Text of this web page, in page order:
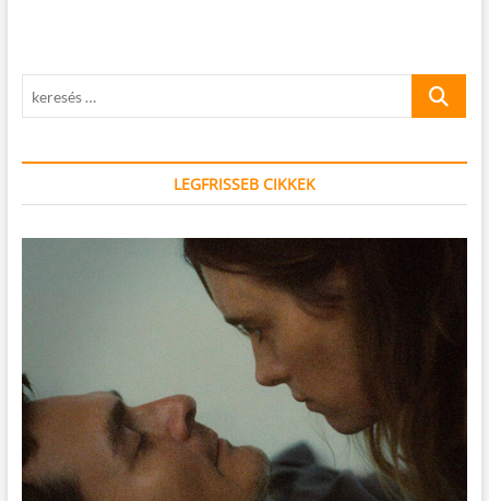
keresés
LEGFRISSEB CIKKEK